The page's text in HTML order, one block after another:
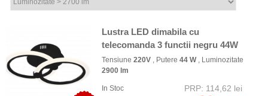
Lustra LED dimabila cu
telecomanda 3 functii negru 44W
Tensiune 220V , Putere 44 W, Luminozitate
2900 lm
In Stoc PRP: 114,62 lei